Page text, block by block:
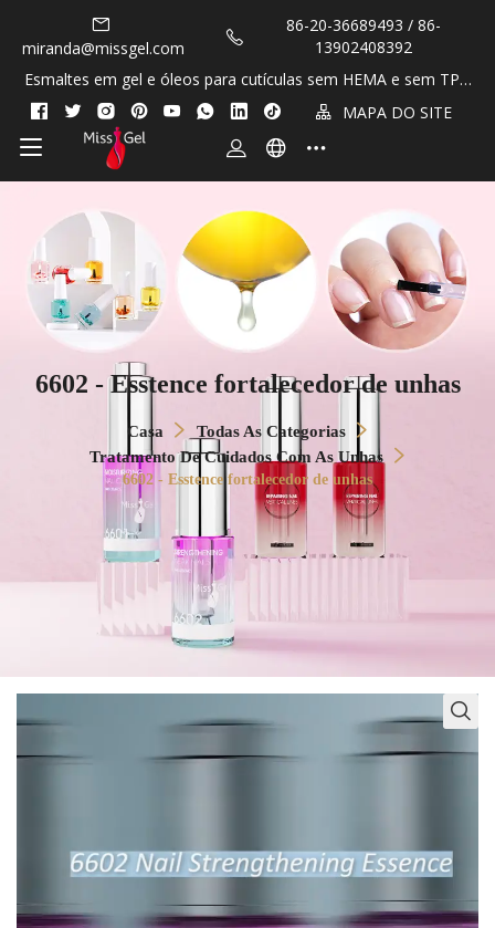
miranda@missgel.com
86-20-36689493 / 86-
13902408392
Esmaltes em gel e óleos para cutículas sem HEMA e sem TPO
OEM / de marca própria!
MAPA DO SITE
6602 - Esstence fortalecedor de unhas
Casa
Todas As Categorias
Tratamento De Cuidados Com As Unhas
6602 - Esstence fortalecedor de unhas